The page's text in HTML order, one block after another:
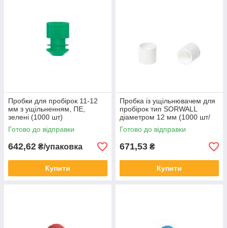
Пробки для пробірок 11-12
мм з ущільненням, ПЕ,
зелені (1000 шт)
Готово до відправки
642,62 ₴/упаковка
Купити
Пробка із ущільнювачем для
пробірок тип SORWALL
діаметром 12 мм (1000 шт/
уп)
Готово до відправки
671,53 ₴
Купити